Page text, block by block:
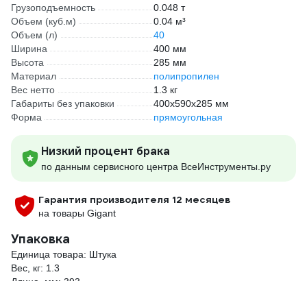
Грузоподъемность
0.048 т
Объем (куб.м)
0.04 м³
Объем (л)
40
Ширина
400 мм
Высота
285 мм
Материал
полипропилен
Вес нетто
1.3 кг
Габариты без упаковки
400х590х285 мм
Форма
прямоугольная
Низкий процент брака
по данным сервисного центра ВсеИнструменты.ру
Гарантия производителя 12 месяцев
на товары Gigant
Упаковка
Единица товара: Штука
Вес, кг: 1.3